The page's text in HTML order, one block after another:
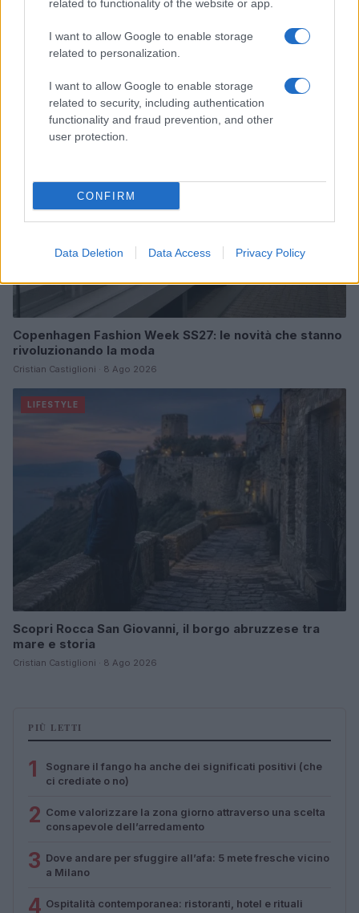
related to functionality of the website or app.
I want to allow Google to enable storage
related to personalization.
I want to allow Google to enable storage
related to security, including authentication
functionality and fraud prevention, and other
user protection.
CONFIRM
Data Deletion Data Access Privacy Policy
Sri Lanka: itinerari tra spiritualità, architettura e
spiagge paradisiache
Copenhagen Fashion Week SS27: le novità che stanno
rivoluzionando la moda
Cristian Castiglioni · 8 Ago 2026
LIFESTYLE
Scopri Rocca San Giovanni, il borgo abruzzese tra
mare e storia
Cristian Castiglioni · 8 Ago 2026
PIÙ LETTI
1
Sognare il fango ha anche dei significati positivi (che
ci crediate o no)
2 Come valorizzare la zona giorno attraverso una scelta
consapevole dell’arredamento
3 Dove andare per sfuggire all’afa: 5 mete fresche vicino
a Milano
4 Ospitalità contemporanea: ristoranti, hotel e rituali